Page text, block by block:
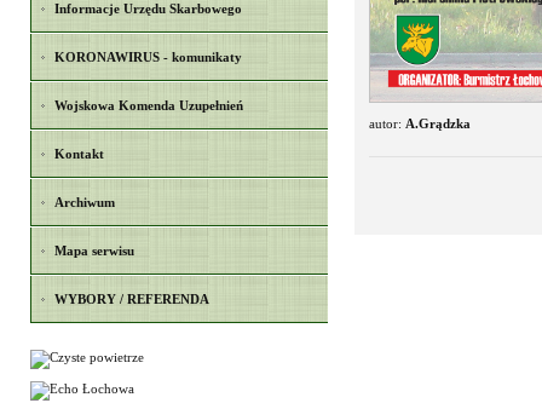
Informacje Urzędu Skarbowego
KORONAWIRUS - komunikaty
Wojskowa Komenda Uzupełnień
Kontakt
Archiwum
Mapa serwisu
WYBORY / REFERENDA
autor: A.Grądzka